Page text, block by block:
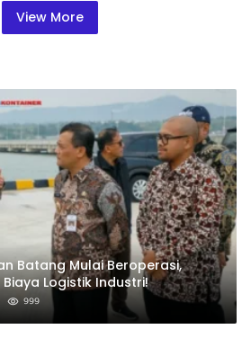
View More
Batang Mulai Beroperasi,
Biaya Logistik Industri!
999